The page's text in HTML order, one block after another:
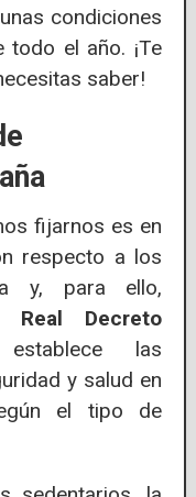
condiciones
todo el año. ¡Te
saber!
fijarnos es en
respecto a los
y, para ello,
Real Decreto
las
y salud en
el tipo de